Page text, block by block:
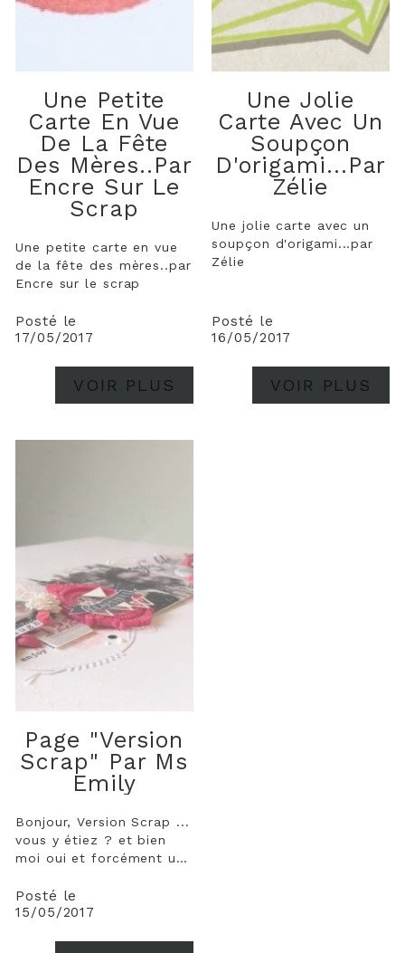
Une Petite
Carte En Vue
De La Fête
Des Mères..par
Encre Sur Le
Scrap
Une petite carte en vue
de la fête des mères..par
Encre sur le scrap
Posté le
17/05/2017
VOIR PLUS
Une Jolie
Carte Avec Un
Soupçon
D'origami...par
Zélie
Une jolie carte avec un
soupçon d'origami...par
Zélie
Posté le
16/05/2017
VOIR PLUS
Page "Version
Scrap" Par Ms
Emily
Bonjour, Version Scrap ...
vous y étiez ? et bien
moi oui et forcément une
beaux badges VS que j'ai
imaginés. Je suis partie
Posté le
15/05/2017